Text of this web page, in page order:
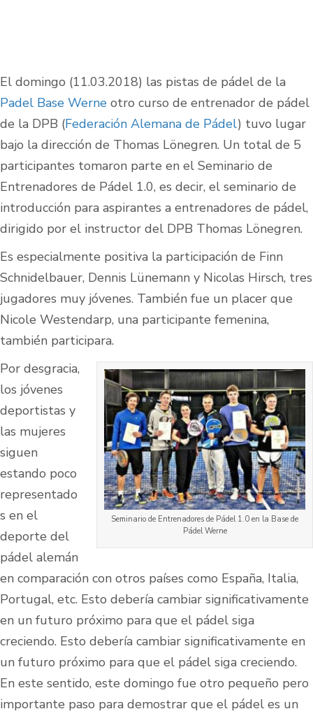
El domingo (11.03.2018) las pistas de pádel de la
Padel Base Werne otro curso de entrenador de pádel
de la DPB (Federación Alemana de Pádel) tuvo lugar
bajo la dirección de Thomas Lönegren. Un total de 5
participantes tomaron parte en el Seminario de
Entrenadores de Pádel 1.0, es decir, el seminario de
introducción para aspirantes a entrenadores de pádel,
dirigido por el instructor del DPB Thomas Lönegren.
Es especialmente positiva la participación de Finn
Schnidelbauer, Dennis Lünemann y Nicolas Hirsch, tres
jugadores muy jóvenes. También fue un placer que
Nicole Westendarp, una participante femenina,
también participara.
Seminario de Entrenadores de Pádel 1.0 en la Base de
Pádel Werne
Por desgracia,
los jóvenes
deportistas y
las mujeres
siguen
estando poco
representado
s en el
deporte del
pádel alemán
en comparación con otros países como España, Italia,
Portugal, etc. Esto debería cambiar significativamente
en un futuro próximo para que el pádel siga
creciendo. Esto debería cambiar significativamente en
un futuro próximo para que el pádel siga creciendo.
En este sentido, este domingo fue otro pequeño pero
importante paso para demostrar que el pádel es un